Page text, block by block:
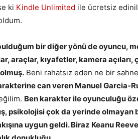
ki Kindle Unlimited ile ücretsiz
bir diğer yönü de oyuncu,
araçlar, kıyafetler, kamera
Beni rahatsız eden ne bir
can veren Manuel Garcia-
Ben karakter ile oyunculuğu
psikolojisi çok da yerinde
uygun geldi. Biraz Keanu